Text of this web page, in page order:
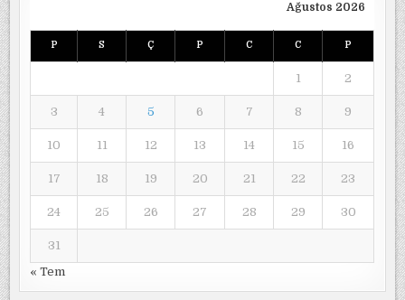
Ağustos 2026
P S Ç P C C P
1 2
3 4 5 6 7 8 9
10 11 12 13 14 15 16
17 18 19 20 21 22 23
24 25 26 27 28 29 30
31
« Tem